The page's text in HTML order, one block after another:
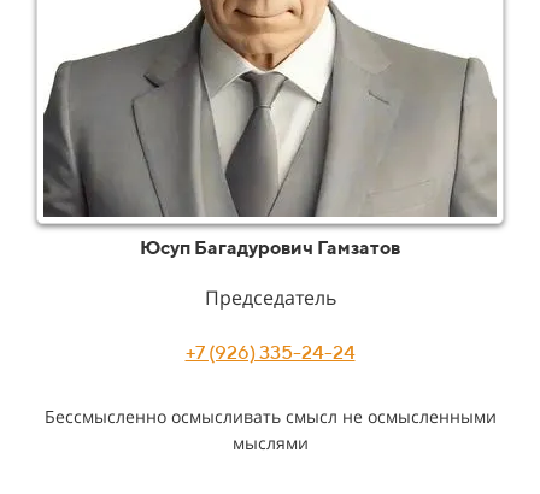
Юсуп Багадурович Гамзатов
Председатель
+7 (926) 335-24-24
Бессмысленно осмысливать смысл не осмысленными
мыслями